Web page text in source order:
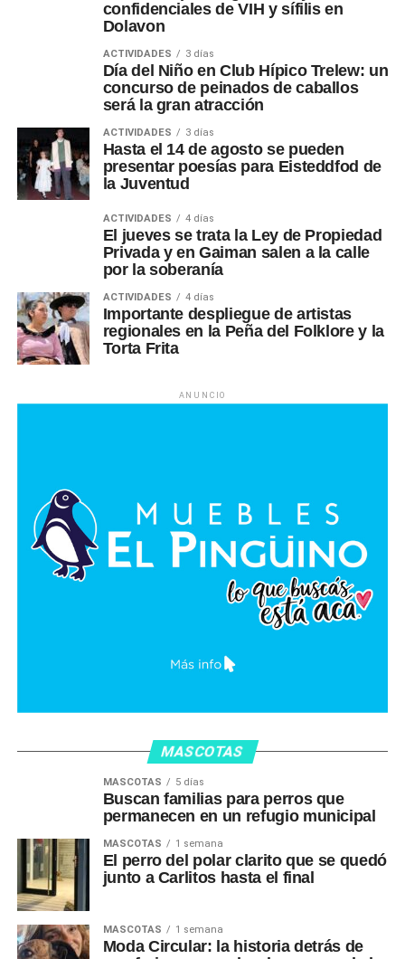
confidenciales de VIH y sífilis en
Dolavon
ACTIVIDADES 3 días
Día del Niño en Club Hípico Trelew: un
concurso de peinados de caballos
será la gran atracción
ACTIVIDADES 3 días
Hasta el 14 de agosto se pueden
presentar poesías para Eisteddfod de
la Juventud
ACTIVIDADES 4 días
El jueves se trata la Ley de Propiedad
Privada y en Gaiman salen a la calle
por la soberanía
ACTIVIDADES 4 días
Importante despliegue de artistas
regionales en la Peña del Folklore y la
Torta Frita
ANUNCIO
MASCOTAS
MASCOTAS 5 días
Buscan familias para perros que
permanecen en un refugio municipal
MASCOTAS 1 semana
El perro del polar clarito que se quedó
junto a Carlitos hasta el final
MASCOTAS 1 semana
Moda Circular: la historia detrás de